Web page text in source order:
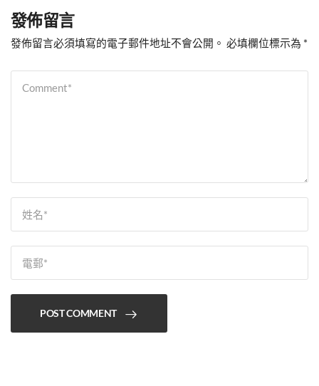
發佈留言
發佈留言必須填寫的電子郵件地址不會公開。 必填欄位標示為 *
POST COMMENT